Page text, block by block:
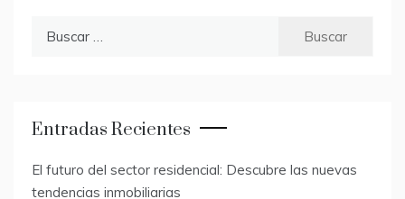
Entradas Recientes
El futuro del sector residencial: Descubre las nuevas
tendencias inmobiliarias